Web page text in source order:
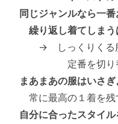
同じジャンルなら一番
繰り返し着てしまう
→ しっくりくる服
定番を切り替
まあまあの服はいさ
常に最高の１着を残
自分に合ったスタイ